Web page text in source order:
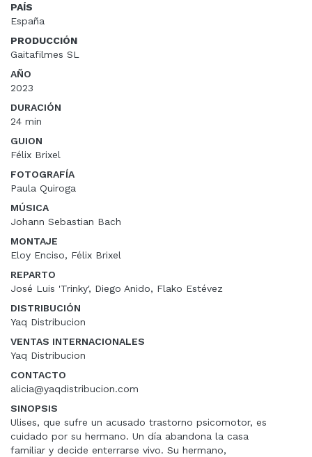
PAÍS
España
PRODUCCIÓN
Gaitafilmes SL
AÑO
2023
DURACIÓN
24 min
GUION
Félix Brixel
FOTOGRAFÍA
Paula Quiroga
MÚSICA
Johann Sebastian Bach
MONTAJE
Eloy Enciso, Félix Brixel
REPARTO
José Luis 'Trinky', Diego Anido, Flako Estévez
DISTRIBUCIÓN
Yaq Distribucion
VENTAS INTERNACIONALES
Yaq Distribucion
CONTACTO
alicia@yaqdistribucion.com
SINOPSIS
Ulises, que sufre un acusado trastorno psicomotor, es
cuidado por su hermano. Un día abandona la casa
familiar y decide enterrarse vivo. Su hermano,